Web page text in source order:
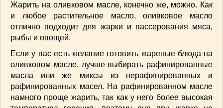
Торты без выпечки(7)
(26)
КРАСОТА И ЗДОРОВЬЕ
СТАТЬИ(272)
отдых(25)
ЛЕЧЕБНЫЕ СВОЙСТВА ПИЩЕВЫХ РАСТЕНИЙ
Жарить на оливковом масле, конечно же, можно. Как
и любое растительное масло, оливковое масло
отлично подходит для жарки и пассерования мяса,
рыбы и овощей.
Если у вас есть желание готовить жареные блюда на
оливковом масле, лучше выбирать рафинированные
масла или же миксы из нерафинированных и
рафинированных масел. На рафинированном масле
намного проще жарить, так как у него более высокая